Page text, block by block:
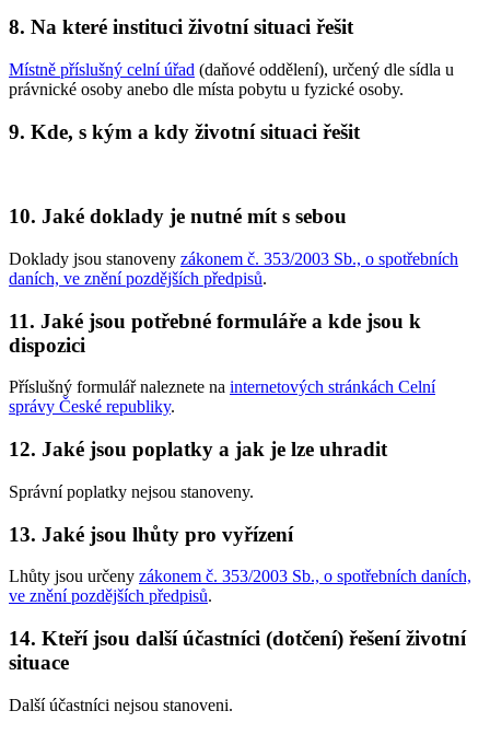
8. Na které instituci životní situaci řešit
Místně příslušný celní úřad (daňové oddělení), určený dle sídla u
právnické osoby anebo dle místa pobytu u fyzické osoby.
9. Kde, s kým a kdy životní situaci řešit
10. Jaké doklady je nutné mít s sebou
Doklady jsou stanoveny zákonem č. 353/2003 Sb., o spotřebních
daních, ve znění pozdějších předpisů.
11. Jaké jsou potřebné formuláře a kde jsou k
dispozici
Příslušný formulář naleznete na internetových stránkách Celní
správy České republiky.
12. Jaké jsou poplatky a jak je lze uhradit
Správní poplatky nejsou stanoveny.
13. Jaké jsou lhůty pro vyřízení
Lhůty jsou určeny zákonem č. 353/2003 Sb., o spotřebních daních,
ve znění pozdějších předpisů.
14. Kteří jsou další účastníci (dotčení) řešení životní
situace
Další účastníci nejsou stanoveni.